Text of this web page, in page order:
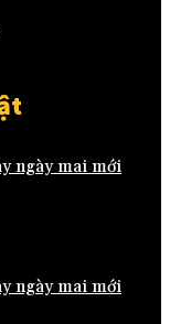
ngày mai mới
ngày mai mới